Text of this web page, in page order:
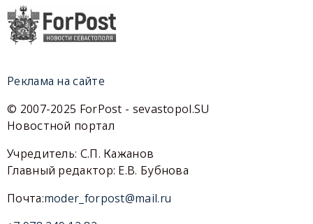
Реклама на сайте
© 2007-2025 ForPost - sevastopol.SU
Новостной портал
Учредитель: С.П. Кажанов
Главный редактор: Е.В. Бубнова
Почта:moder_forpost@mail.ru